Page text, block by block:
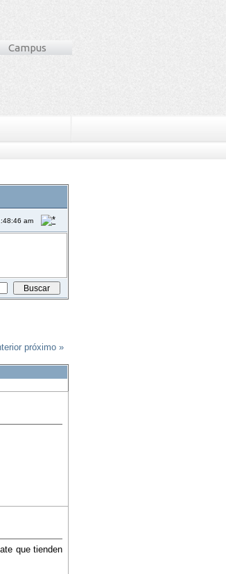
Campus
am
próximo »
que tienden